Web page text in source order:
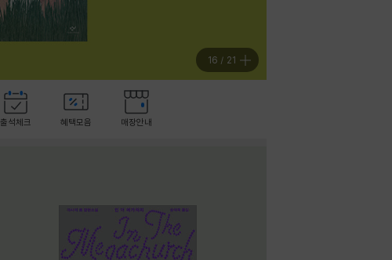
16 / 21
출석체크 혜택모음 매장안내